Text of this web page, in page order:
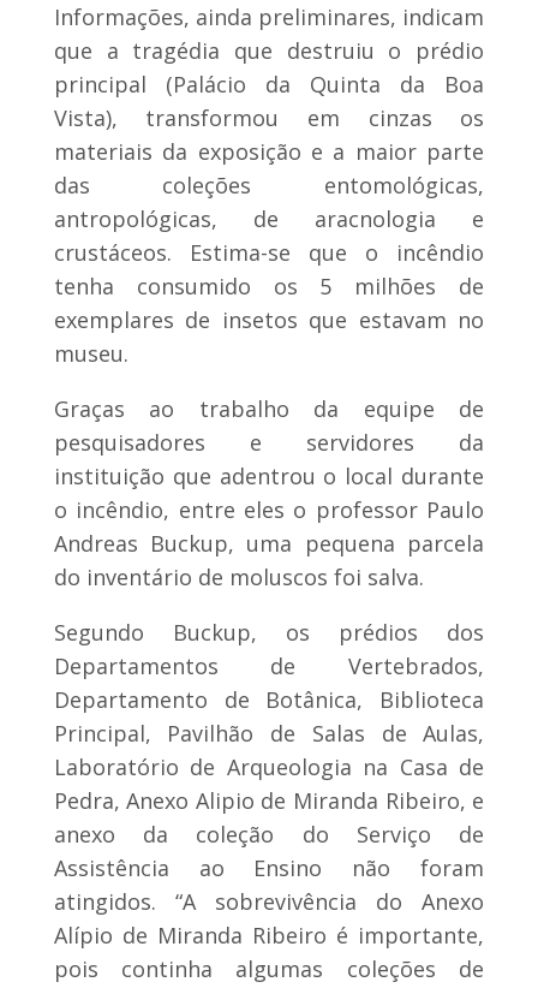
Informações, ainda preliminares, indicam
que a tragédia que destruiu o prédio
principal (Palácio da Quinta da Boa
Vista), transformou em cinzas os
materiais da exposição e a maior parte
das coleções entomológicas,
antropológicas, de aracnologia e
crustáceos. Estima-se que o incêndio
tenha consumido os 5 milhões de
exemplares de insetos que estavam no
museu.
Graças ao trabalho da equipe de
pesquisadores e servidores da
instituição que adentrou o local durante
o incêndio, entre eles o professor Paulo
Andreas Buckup, uma pequena parcela
do inventário de moluscos foi salva.
Segundo Buckup, os prédios dos
Departamentos de Vertebrados,
Departamento de Botânica, Biblioteca
Principal, Pavilhão de Salas de Aulas,
Laboratório de Arqueologia na Casa de
Pedra, Anexo Alipio de Miranda Ribeiro, e
anexo da coleção do Serviço de
Assistência ao Ensino não foram
atingidos. “A sobrevivência do Anexo
Alípio de Miranda Ribeiro é importante,
pois continha algumas coleções de